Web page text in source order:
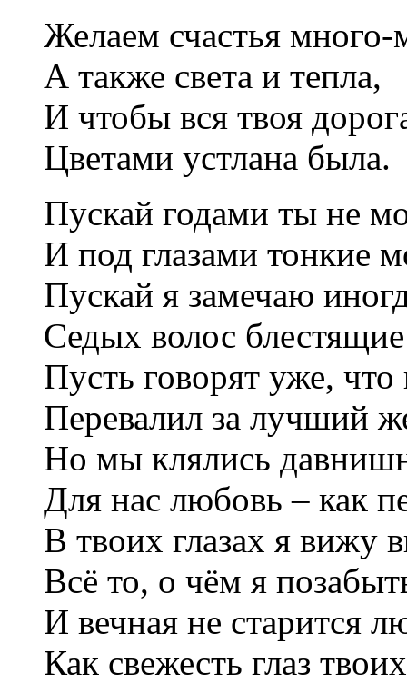
Желаем счастья много-
А также света и тепла,
И чтобы вся твоя
Цветами устлана была.
Пускай годами ты не
И под глазами тонкие
Пускай я замечаю
Седых волос
Пусть говорят уже, что
Перевалил за лучший
Но мы клялись
Для нас любовь – как
В твоих глазах я вижу
Всё то, о чём я
И вечная не старится
Как свежесть глаз